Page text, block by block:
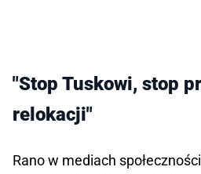
"Stop Tuskowi, stop
relokacji"
Rano w mediach